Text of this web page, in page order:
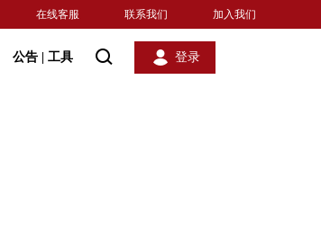
在线客服 联系我们 加入我们
公告 工具 登录